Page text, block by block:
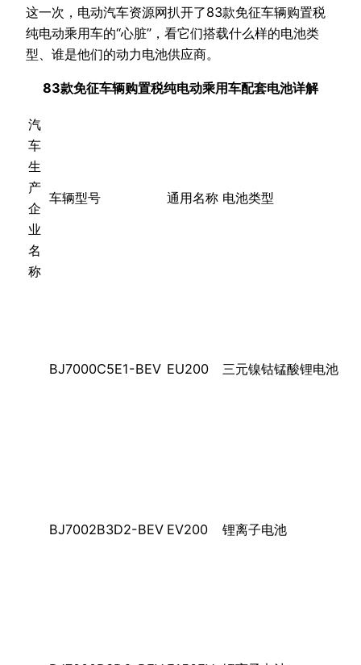
这一次，电动汽车资源网扒开了83款免征车辆购置税
纯电动乘用车的“心脏”，看它们搭载什么样的电池类
型、谁是他们的动力电池供应商。
83款免征车辆购置税纯电动乘用车配套电池详解
汽
车
生
产
企
业
名
称
车辆型号 通用名称 电池类型
BJ7000C5E1-BEV EU200 三元镍钴锰酸锂电池
BJ7002B3D2-BEV EV200 锂离子电池